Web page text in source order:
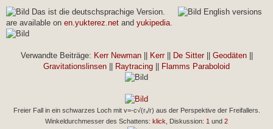
g
Das ist die deutschsprachige Version.
English versions
are available on en.yukterez.net and yukipedia.
Verwandte Beiträge: Kerr Newman|| Kerr|| De Sitter|| Geodäten||
Gravitationslinsen
Raytracing Flamms Paraboloid
Freier Fall in ein schwarzes Loch mit v=-c√(rₛ/r) aus der Perspektive der Freifallers.
Winkeldurchmesser des Schattens: klick , Diskussion: 1 und 2